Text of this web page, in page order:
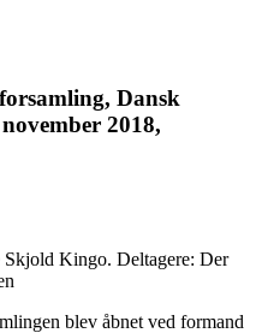
Dansk
2018,
Kingo. Deltagere: Der
blev åbnet ved formand